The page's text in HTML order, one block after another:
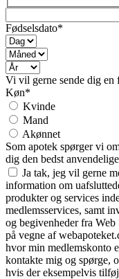
Fødselsdato*
Vi vil gerne sende dig en
Køn*
Kvinde
Mand
Akønnet
Som apotek spørger vi
dig den bedst
Ja tak, jeg vil gerne
information om
produkter og services
medlemsservices, samt
og begivenheder fra
på vegne af
hvor min medlemskonto
kontakte mig og spørge,
hvis der eksempelvis